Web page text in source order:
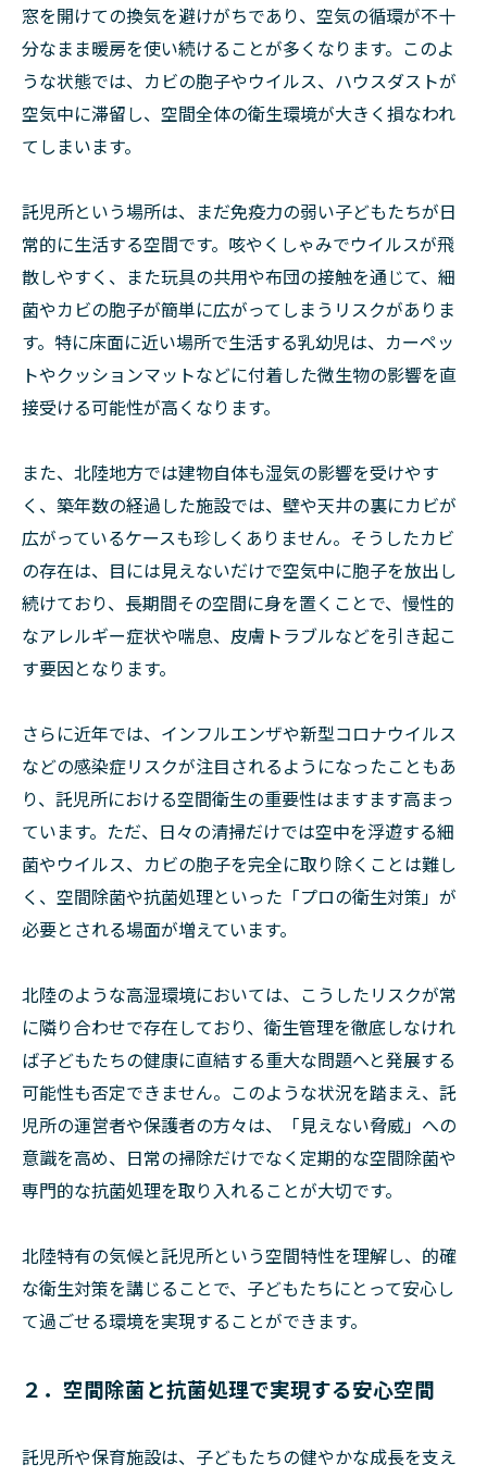
窓を開けての換気を避けがちであり、空気の循環が不十
分なまま暖房を使い続けることが多くなります。このよ
うな状態では、カビの胞子やウイルス、ハウスダストが
空気中に滞留し、空間全体の衛生環境が大きく損なわれ
てしまいます。
託児所という場所は、まだ免疫力の弱い子どもたちが日
常的に生活する空間です。咳やくしゃみでウイルスが飛
散しやすく、また玩具の共用や布団の接触を通じて、細
菌やカビの胞子が簡単に広がってしまうリスクがありま
す。特に床面に近い場所で生活する乳幼児は、カーペッ
トやクッションマットなどに付着した微生物の影響を直
接受ける可能性が高くなります。
また、北陸地方では建物自体も湿気の影響を受けやす
く、築年数の経過した施設では、壁や天井の裏にカビが
広がっているケースも珍しくありません。そうしたカビ
の存在は、目には見えないだけで空気中に胞子を放出し
続けており、長期間その空間に身を置くことで、慢性的
なアレルギー症状や喘息、皮膚トラブルなどを引き起こ
す要因となります。
さらに近年では、インフルエンザや新型コロナウイルス
などの感染症リスクが注目されるようになったこともあ
り、託児所における空間衛生の重要性はますます高まっ
ています。ただ、日々の清掃だけでは空中を浮遊する細
菌やウイルス、カビの胞子を完全に取り除くことは難し
く、空間除菌や抗菌処理といった「プロの衛生対策」が
必要とされる場面が増えています。
北陸のような高湿環境においては、こうしたリスクが常
に隣り合わせで存在しており、衛生管理を徹底しなけれ
ば子どもたちの健康に直結する重大な問題へと発展する
可能性も否定できません。このような状況を踏まえ、託
児所の運営者や保護者の方々は、「見えない脅威」への
意識を高め、日常の掃除だけでなく定期的な空間除菌や
専門的な抗菌処理を取り入れることが大切です。
北陸特有の気候と託児所という空間特性を理解し、的確
な衛生対策を講じることで、子どもたちにとって安心し
て過ごせる環境を実現することができます。
２．空間除菌と抗菌処理で実現する安心空間
託児所や保育施設は、子どもたちの健やかな成長を支え